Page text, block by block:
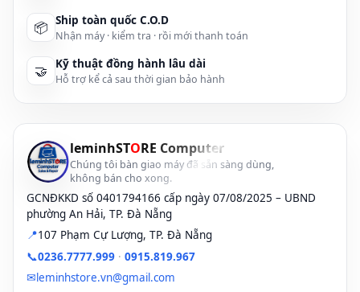
📦 Ship toàn quốc C.O.D
Nhận máy · kiểm tra · rồi mới thanh toán
🤝 Kỹ thuật đồng hành lâu dài
Hỗ trợ kể cả sau thời gian bảo hành
leminhSTORE Computer
Chúng tôi bàn giao máy đã sẵn sàng dùng,
không bán cho xong.
GCNĐKKD số 0401794166 cấp ngày 07/08/2025 – UBND
phường An Hải, TP. Đà Nẵng
📍107 Phạm Cự Lượng, TP. Đà Nẵng
📞0236.7777.999 · 0915.819.967
✉leminhstore.vn@gmail.com